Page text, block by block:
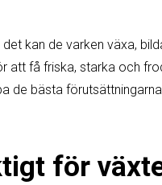
kan de varken växa,
att få friska, starka och
de bästa
för